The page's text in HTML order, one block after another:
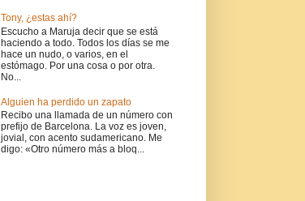
Tony, ¿estas ahí?
Escucho a Maruja decir que se está
haciendo a todo. Todos los días se me
hace un nudo, o varios, en el
estómago. Por una cosa o por otra.
No...
Alguien ha perdido un zapato
Recibo una llamada de un número con
prefijo de Barcelona. La voz es joven,
jovial, con acento sudamericano. Me
digo: «Otro número más a bloq...